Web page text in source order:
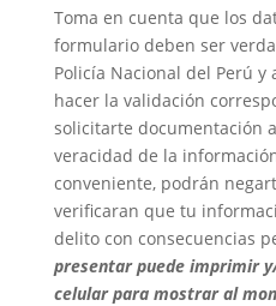
Toma en cuenta que los
formulario deben ser
Policía Nacional del Perú y
hacer la validación
solicitarte documentación
veracidad de la
conveniente, podrán
verificaran que tu
delito con consecuencias
presentar puede imprimir
celular para mostrar al